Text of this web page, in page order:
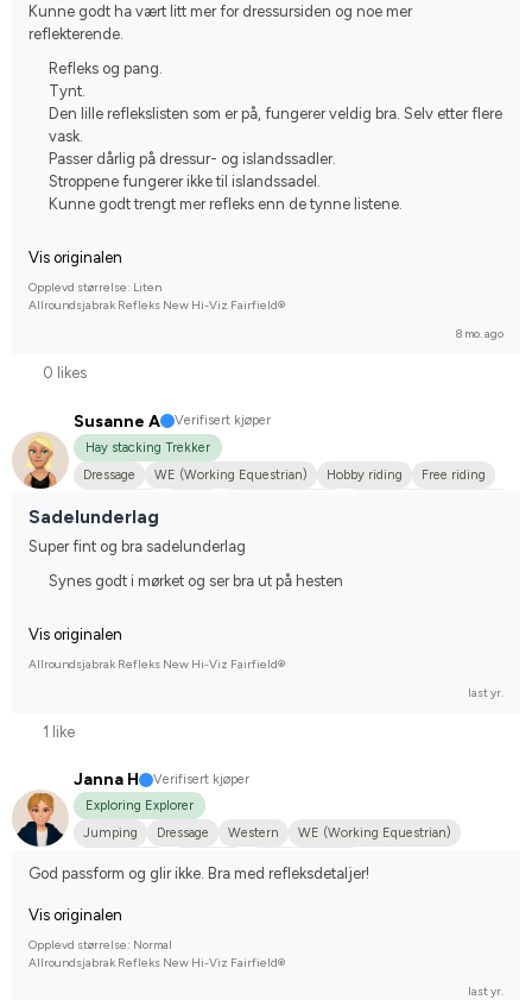
Kunne godt ha vært litt mer for dressursiden og noe mer
reflekterende.
Refleks og pang.
Tynt.
Den lille reflekslisten som er på, fungerer veldig bra. Selv etter flere
vask.
Passer dårlig på dressur- og islandssadler.
Stroppene fungerer ikke til islandssadel.
Kunne godt trengt mer refleks enn de tynne listene.
Vis originalen
Opplevd størrelse: Liten
Allroundsjabrak Refleks New Hi-Viz Fairfield®
8 mo. ago
0 likes
Susanne A
Verifisert kjøper
Hay stacking Trekker
Dressage
WE (Working Equestrian) Hobby riding
Free riding
Sadelunderlag
Super fint og bra sadelunderlag
Synes godt i mørket og ser bra ut på hesten
Vis originalen
Allroundsjabrak Refleks New Hi-Viz Fairfield®
last yr.
1 like
Janna H
Verifisert kjøper
Exploring Explorer
Jumping
Dressage Western
WE (Working Equestrian)
God passform og glir ikke. Bra med refleksdetaljer!
Vis originalen
Opplevd størrelse: Normal
Allroundsjabrak Refleks New Hi-Viz Fairfield®
last yr.